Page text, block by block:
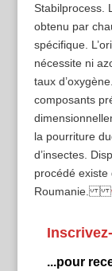
Stabilprocess.
obtenu par
spécifique.
nécessite ni
taux
composants
la pourriture
d’insectes.
procédé existe
Roumanie.
...pour